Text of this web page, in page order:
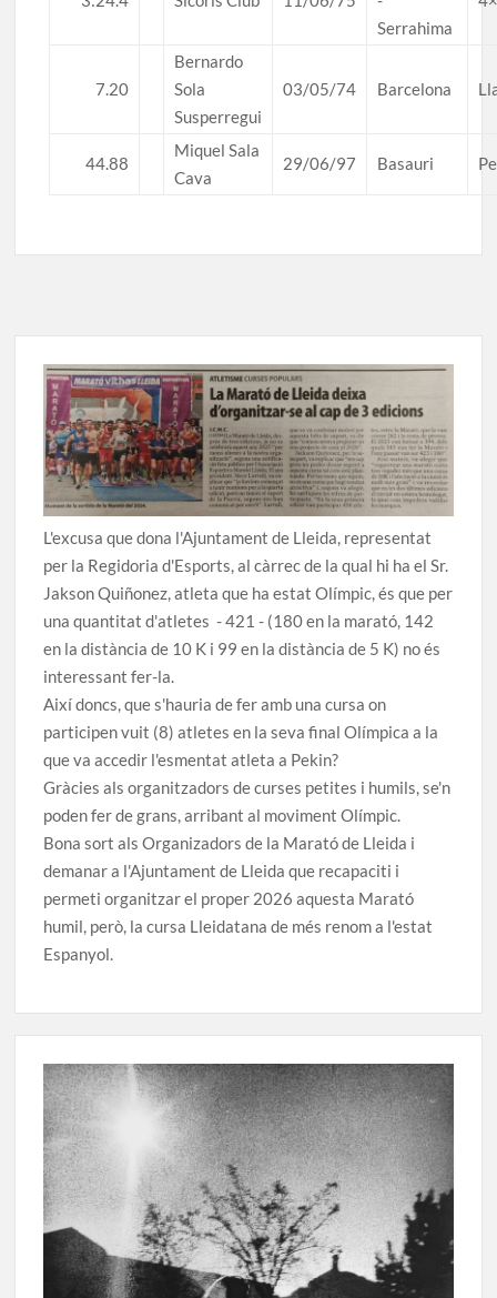
Serrahima
7.20
Bernardo
Sola
Susperregui
03/05/74 Barcelona
44.88
Miquel Sala
Cava
29/06/97 Basauri
L'excusa que dona l'Ajuntament de Lleida, representat
per la Regidoria d'Esports, al càrrec de la qual hi ha el Sr.
Jakson Quiñonez, atleta que ha estat Olímpic, és que per
una quantitat d'atletes - 421 - (180 en la marató, 142
en la distància de 10 K i 99 en la distància de 5 K) no és
interessant fer-la.
Així doncs, que s'hauria de fer amb una cursa on
participen vuit (8) atletes en la seva final Olímpica a la
que va accedir l'esmentat atleta a Pekin?
Gràcies als organitzadors de curses petites i humils, se'n
poden fer de grans, arribant al moviment Olímpic.
Bona sort als Organizadors de la Marató de Lleida i
demanar a l'Ajuntament de Lleida que recapaciti i
permeti organitzar el proper 2026 aquesta Marató
humil, però, la cursa Lleidatana de més renom a l'estat
Espanyol.